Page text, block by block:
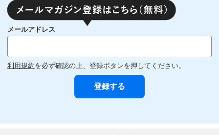
メールアドレス
利用規約を必ず確認の上、登録ボタンを押してください。